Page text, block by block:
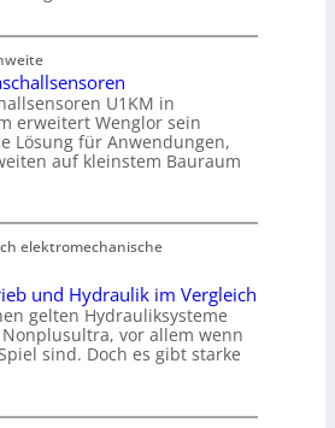
U1KM in
erweitert Wenglor sein
Lösung für Anwendungen,
auf kleinstem Bauraum
elektromechanische
und Hydraulik im Vergleich
gelten Hydrauliksysteme
vor allem wenn
sind. Doch es gibt starke